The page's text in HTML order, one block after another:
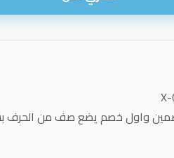
واول خصم يضع صف من الحرف